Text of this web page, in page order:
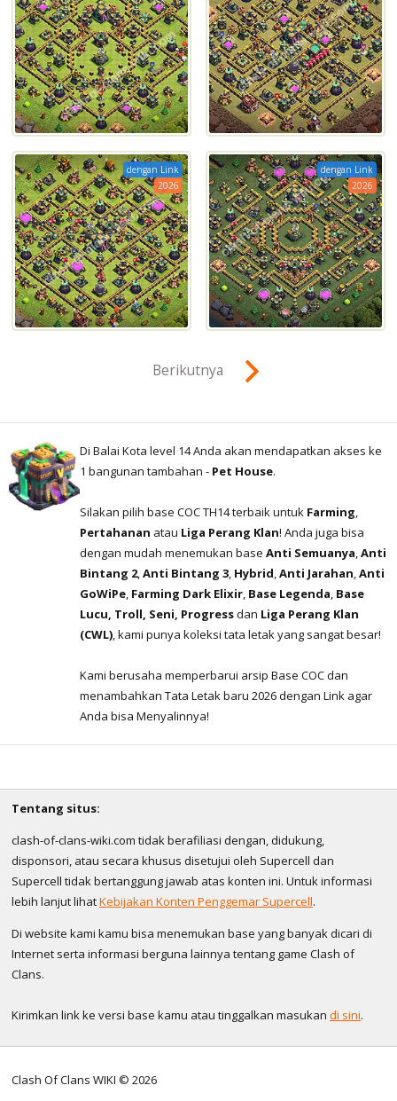
dengan Link
2026
dengan Link
2026
Berikutnya
Di Balai Kota level 14 Anda akan mendapatkan akses ke
1 bangunan tambahan - Pet House.
Silakan pilih base COC TH14 terbaik untuk Farming
Pertahanan atau Liga Perang Klan! Anda juga bisa
dengan mudah menemukan base Anti Semuanya Anti
Bintang 2, Anti Bintang 3 Hybrid Anti Jarahan Anti
GoWiPe Farming Dark Elixir Base Legenda Base
Lucu, Troll, Seni, Progressdan Liga Perang Klan
(CWL) , kami punya koleksi tata letak yang sangat besar!
Kami berusaha memperbarui arsip Base COC dan
menambahkan Tata Letak baru 2026 dengan Link agar
Anda bisa Menyalinnya!
Tentang situs:
clash-of-clans-wiki.com tidak berafiliasi dengan, didukung,
disponsori, atau secara khusus disetujui oleh Supercell dan
Supercell tidak bertanggung jawab atas konten ini. Untuk informasi
lebih lanjut lihatKebijakan Konten Penggemar Supercell.
Di website kami kamu bisa menemukan base yang banyak dicari di
Internet serta informasi berguna lainnya tentang game Clash of
Clans.
Kirimkan link ke versi base kamu atau tinggalkan masukan di sini.
Clash Of Clans WIKI © 2026